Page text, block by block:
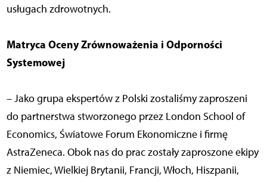
usługach zdrowotnych.
Matryca Oceny Zrównoważenia i Odporności
Systemowej
– Jako grupa ekspertów z Polski zostaliśmy zaproszeni
do partnerstwa stworzonego przez London School of
Economics, Światowe Forum Ekonomiczne i firmę
AstraZeneca. Obok nas do prac zostały zaproszone ekipy
z Niemiec, Wielkiej Brytanii, Francji, Włoch, Hiszpanii,